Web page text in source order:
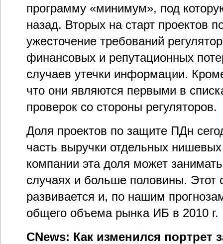
программу «минимум», под
назад. Вторых на старт проектов
ужесточение требований
финансовых и репутационных
случаев утечки информации.
что они являются первыми в
проверок со стороны регуляторов.
Доля проектов по защите ПДн
часть выручки отдельных
компании эта доля может
случаях и больше половины. Этот
развивается и, по нашим
общего объема рынка ИБ в 2010 г.
CNews: Как изменился портрет